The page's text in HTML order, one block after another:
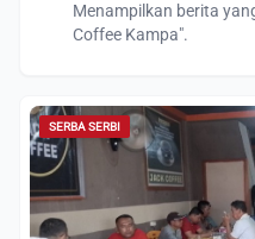
Menampilkan berita
Coffee Kampa".
SERBA SERBI